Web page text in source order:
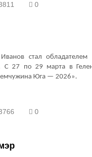
0
стал
27 по 29 марта в
Юга — 2026».
0